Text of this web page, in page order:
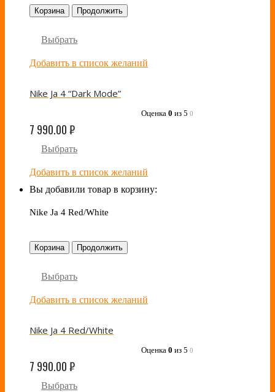
Корзина Продолжить
Выбрать
Добавить в список желаний
Nike Ja 4 “Dark Mode”
Оценка 0 из 5 0
7 990.00₽
Выбрать
Добавить в список желаний
Вы добавили товар в корзину:
Nike Ja 4 Red/White
Корзина Продолжить
Выбрать
Добавить в список желаний
Nike Ja 4 Red/White
Оценка 0 из 5 0
7 990.00₽
Выбрать